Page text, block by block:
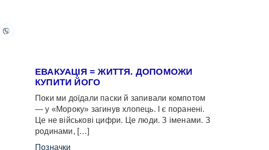
ЕВАКУАЦІЯ = ЖИТТЯ. ДОПОМОЖИ
КУПИТИ ЙОГО
Поки ми доїдали паски й запивали компотом
— у «Мороку» загинув хлопець. І є поранені.
Це не військові цифри. Це люди. З іменами. З
родинами, […]
Позначки